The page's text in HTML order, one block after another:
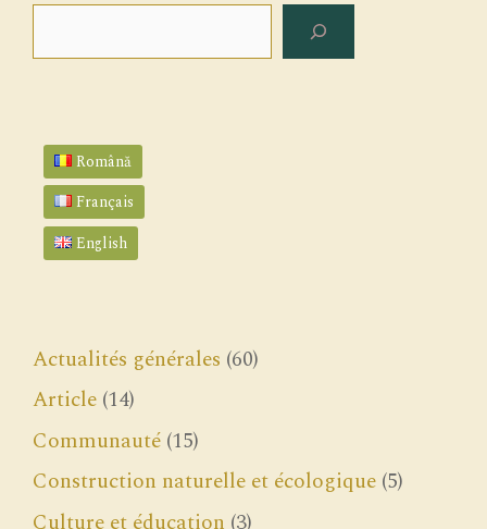
Română
Français
English
Actualités générales (60)
Article (14)
Communauté (15)
Construction naturelle et écologique (5)
Culture et éducation (3)